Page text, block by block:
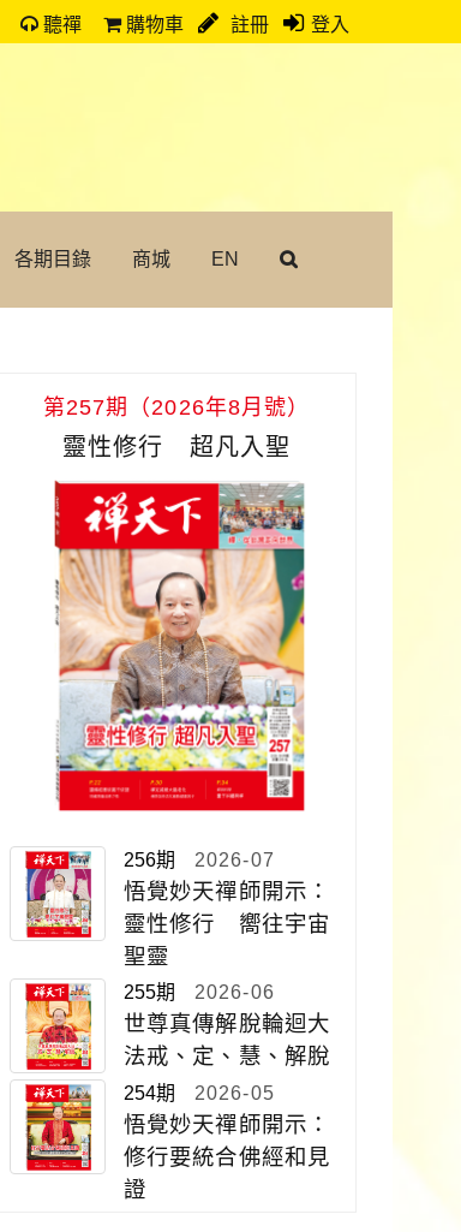
聽禪 購物車 註冊 登入
各期目錄 商城 EN
第257期（2026年8月號）
靈性修行 超凡入聖
256期 2026-07
悟覺妙天禪師開示：
靈性修行 嚮往宇宙
聖靈
255期 2026-06
世尊真傳解脫輪迴大
法戒、定、慧、解脫
254期 2026-05
悟覺妙天禪師開示：
修行要統合佛經和見
證